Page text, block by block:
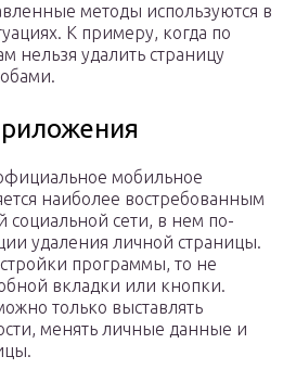
методы используются в
К примеру, когда по
нельзя удалить страницу
мобильное
наиболее востребованным
социальной сети, в нем по-
удаления личной страницы.
программы, то не
вкладки или кнопки.
только выставлять
менять личные данные и